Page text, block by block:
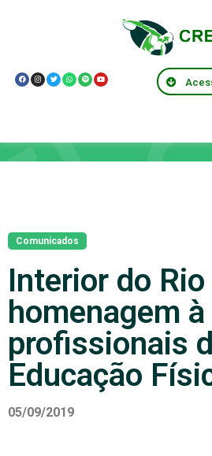
Comunicados
Interior do
homenagem à
profissionais
Educação
05/09/2019